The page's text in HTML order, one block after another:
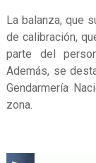
La balanza, que
de calibración,
parte del
Además, se
Gendarmería
zona.